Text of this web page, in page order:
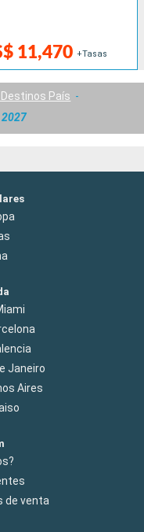
11,470 +Tasas
País
2027
Janeiro
Aires
de venta